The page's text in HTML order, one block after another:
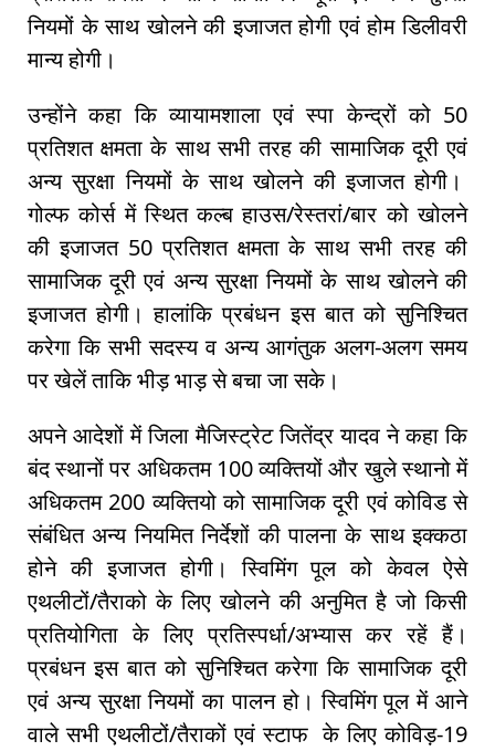
नियमों के साथ खोलने की इजाजत होगी एवं होम डिलीवरी
मान्य होगी।
उन्होंने कहा कि व्यायामशाला एवं स्पा केन्द्रों को 50
प्रतिशत क्षमता के साथ सभी तरह की सामाजिक दूरी एवं
अन्य सुरक्षा नियमों के साथ खोलने की इजाजत होगी।
गोल्फ कोर्स में स्थित कल्ब हाउस/रेस्तरां/बार को खोलने
की इजाजत 50 प्रतिशत क्षमता के साथ सभी तरह की
सामाजिक दूरी एवं अन्य सुरक्षा नियमों के साथ खोलने की
इजाजत होगी। हालांकि प्रबंधन इस बात को सुनिश्चित
करेगा कि सभी सदस्य व अन्य आगंतुक अलग-अलग समय
पर खेलें ताकि भीड़ भाड़ से बचा जा सके।
अपने आदेशों में जिला मैजिस्ट्रेट जितेंद्र यादव ने कहा कि
बंद स्थानों पर अधिकतम 100 व्यक्तियों और खुले स्थानो में
अधिकतम 200 व्यक्तियो को सामाजिक दूरी एवं कोविड से
संबंधित अन्य नियमित निर्देशों की पालना के साथ इक्कठा
होने की इजाजत होगी। स्विमिंग पूल को केवल ऐसे
एथलीटों/तैराको के लिए खोलने की अनुमित है जो किसी
प्रतियोगिता के लिए प्रतिस्पर्धा/अभ्यास कर रहें हैं।
प्रबंधन इस बात को सुनिश्चित करेगा कि सामाजिक दूरी
एवं अन्य सुरक्षा नियमों का पालन हो। स्विमिंग पूल में आने
वाले सभी एथलीटों/तैराकों एवं स्टाफ के लिए कोविड़-19